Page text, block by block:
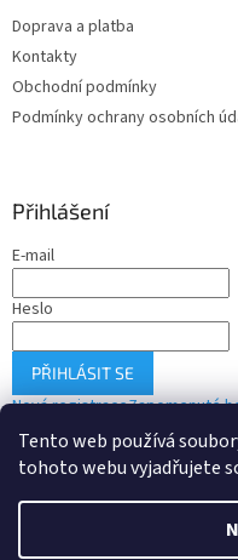
Tento web používá
tohoto webu vyjadřujete
Doprava a platba
Kontakty
Obchodní podmínky
Podmínky ochrany osobních
Přihlášení
E-mail
Heslo
PŘIHLÁSIT SE
Nová registraceZapomenuté